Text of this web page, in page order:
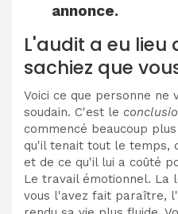
annonce.
L'audit a eu lieu
sachiez que
Voici ce que personne ne
soudain. C'est le
commencé beaucoup
qu'il tenait tout le temps,
et de ce qu'il lui a coûté
Le travail émotionnel. La
vous l'avez fait paraître,